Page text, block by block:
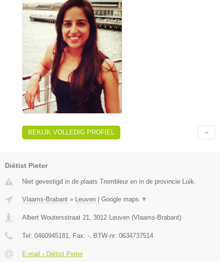
BEKIJK VOLLEDIG PROFIEL
Diëtist Pieter
Niet gevestigd in de plaats Trembleur en in de provincie Luik.
Vlaams-Brabant » Leuven | Google maps ▼
Albert Woutersstraat 21 3012 Leuven (Vlaams-Brabant)
Tel: 0460945181 , Fax: - , BTW-nr: 0634737514
E-mail › Diëtist Pieter